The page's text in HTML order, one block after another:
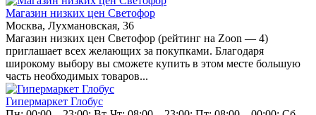
Магазин низких цен Светофор
Москва, Лухмановская, 36
Магазин низких цен Светофор (рейтинг на Zoon — 4)
приглашает всех желающих за покупками. Благодаря
широкому выбору вы сможете купить в этом месте большую
часть необходимых товаров...
Гипермаркет Глобус